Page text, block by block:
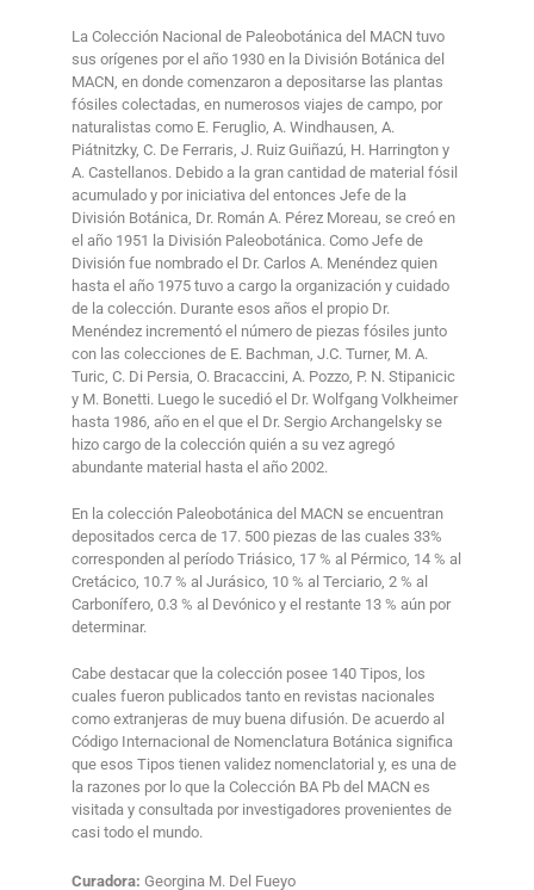
La Colección Nacional de Paleobotánica del MACN tuvo
sus orígenes por el año 1930 en la División Botánica del
MACN, en donde comenzaron a depositarse las plantas
fósiles colectadas, en numerosos viajes de campo, por
naturalistas como E. Feruglio, A. Windhausen, A.
Piátnitzky, C. De Ferraris, J. Ruiz Guiñazú, H. Harrington y
A. Castellanos. Debido a la gran cantidad de material fósil
acumulado y por iniciativa del entonces Jefe de la
División Botánica, Dr. Román A. Pérez Moreau, se creó en
el año 1951 la División Paleobotánica. Como Jefe de
División fue nombrado el Dr. Carlos A. Menéndez quien
hasta el año 1975 tuvo a cargo la organización y cuidado
de la colección. Durante esos años el propio Dr.
Menéndez incrementó el número de piezas fósiles junto
con las colecciones de E. Bachman, J.C. Turner, M. A.
Turic, C. Di Persia, O. Bracaccini, A. Pozzo, P. N. Stipanicic
y M. Bonetti. Luego le sucedió el Dr. Wolfgang Volkheimer
hasta 1986, año en el que el Dr. Sergio Archangelsky se
hizo cargo de la colección quién a su vez agregó
abundante material hasta el año 2002.
En la colección Paleobotánica del MACN se encuentran
depositados cerca de 17. 500 piezas de las cuales 33%
corresponden al período Triásico, 17 % al Pérmico, 14 % al
Cretácico, 10.7 % al Jurásico, 10 % al Terciario, 2 % al
Carbonífero, 0.3 % al Devónico y el restante 13 % aún por
determinar.
Cabe destacar que la colección posee 140 Tipos, los
cuales fueron publicados tanto en revistas nacionales
como extranjeras de muy buena difusión. De acuerdo al
Código Internacional de Nomenclatura Botánica significa
que esos Tipos tienen validez nomenclatorial y, es una de
la razones por lo que la Colección BA Pb del MACN es
visitada y consultada por investigadores provenientes de
casi todo el mundo.
Curadora: Georgina M. Del Fueyo